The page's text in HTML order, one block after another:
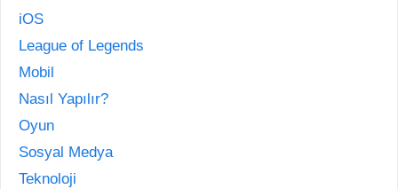
iOS
League of Legends
Mobil
Nasıl Yapılır?
Oyun
Sosyal Medya
Teknoloji